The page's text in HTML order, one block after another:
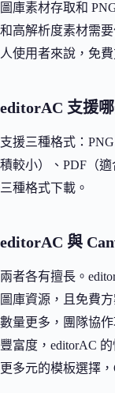
圖庫素材存取和
和高解析度素材需
人使用者來說，免
editorAC 支援
支援三種格式：
積較小）、PDF（
三種格式下載。
editorAC 與
兩者各有擅長。
圖庫資源，且免費
數量更多，團隊協
豐富度，editorAC
更多元的模板選擇